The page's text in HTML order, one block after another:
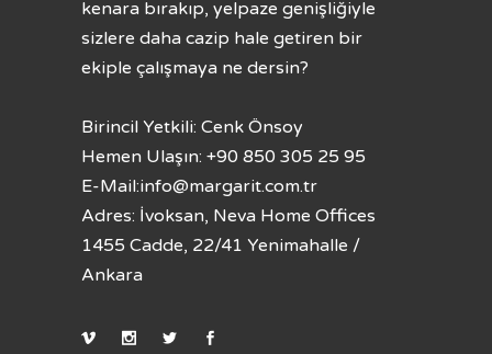
kenara bırakıp, yelpaze genişliğiyle
sizlere daha cazip hale getiren bir
ekiple çalışmaya ne dersin?
Birincil Yetkili: Cenk Önsoy
Hemen Ulaşın: +90 850 305 25 95
E-Mail:info@margarit.com.tr
Adres: İvoksan, Neva Home Offices
1455 Cadde, 22/41 Yenimahalle /
Ankara